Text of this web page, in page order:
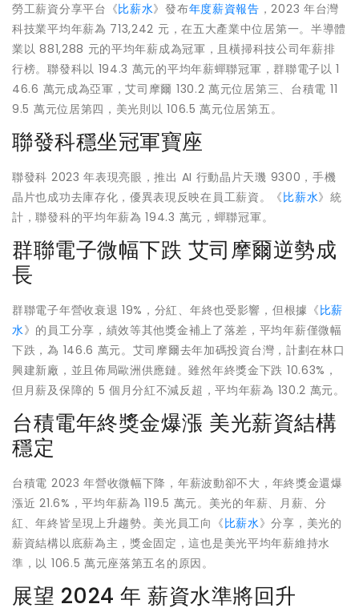
勞工薪資分享平台《比薪水》發布年度薪資報告 ，2023 年台灣
科技業平均年薪為 713,242 元，在五大產業中位居第一。半導體
業以 881,288 元的平均年薪成為冠軍，且橫掃科技公司年薪排
行榜。聯發科以 194.3 萬元的平均年薪蟬聯冠軍，群聯電子以 1
46.6 萬元成為亞軍，艾司摩爾 130.2 萬元位居第三、台積電 11
9.5 萬元位居第四，美光則以 106.5 萬元位居第五。
聯發科穩坐冠軍寶座
聯發科 2023 年表現亮眼，推出 AI 行動晶片天璣 9300，手機
晶片也成功去庫存化，優異表現反映在員工薪資。《比薪水》統
計，聯發科的平均年薪為 194.3 萬元，蟬聯冠軍。
群聯電子微幅下跌 艾司摩爾逆勢成
長
群聯電子年營收衰退 19%，分紅、年終也受影響，但根據《比薪
水》的員工分享，績效等其他獎金補上了落差，平均年薪僅微幅
下跌，為 146.6 萬元。艾司摩爾去年加碼投資台灣，計劃在林口
興建新廠，並且佈局歐洲供應鏈。雖然年終獎金下跌 10.63%，
但月薪及保障的 5 個月分紅不減反超，平均年薪為 130.2 萬元。
台積電年終獎金爆漲 美光薪資結構
穩定
台積電 2023 年營收微幅下降，年薪波動卻不大，年終獎金還爆
漲近 21.6%，平均年薪為 119.5 萬元。美光的年薪、月薪、分
紅、年終皆呈現上升趨勢。美光員工向《比薪水》分享，美光的
薪資結構以底薪為主，獎金固定，這也是美光平均年薪維持水
準，以 106.5 萬元座落第五名的原因。
展望 2024 年 薪資水準將回升